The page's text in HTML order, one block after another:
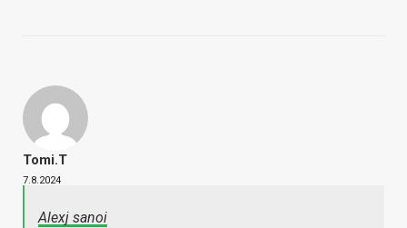
Tomi.T
7.8.2024
Alexj sanoi